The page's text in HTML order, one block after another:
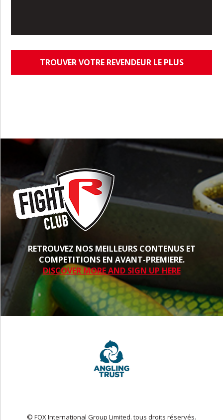
TROUVER VOTRE REVENDEUR LE PLUS
RETROUVEZ NOS MEILLEURS CONTENUS ET
COMPETITIONS EN AVANT-PREMIERE.
DISCOVER MORE AND SIGN UP HERE
© FOX International Group Limited. tous droits réservés.